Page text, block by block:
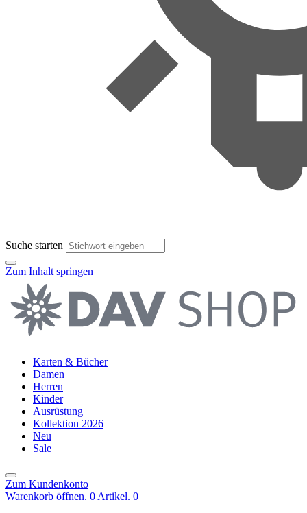
Suche starten
Zum Inhalt springen
Karten & Bücher
Damen
Herren
Kinder
Ausrüstung
Kollektion 2026
Neu
Sale
Zum Kundenkonto
Warenkorb öffnen. 0 Artikel. 0